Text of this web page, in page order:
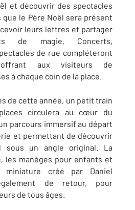
et découvrir des spectacles
le Père Noël sera présent
leurs lettres et partager
de magie. Concerts,
de rue compléteront
aux visiteurs de
à chaque coin de la place.
de cette année, un petit train
circulera au cœur du
parcours immersif au départ
et permettant de découvrir
sous un angle original. La
les manèges pour enfants et
miniature créé par Daniel
de retour, pour
de tous âges.